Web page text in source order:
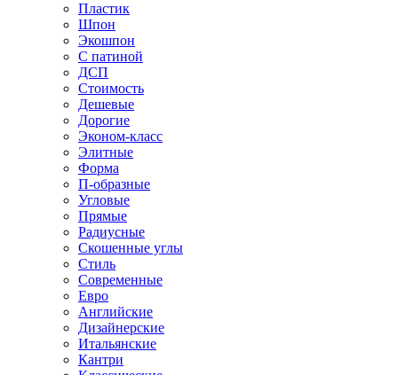
Пластик
Шпон
Экошпон
С патиной
ДСП
Стоимость
Дешевые
Дорогие
Эконом-класс
Элитные
Форма
П-образные
Угловые
Прямые
Радиусные
Скошенные углы
Стиль
Современные
Евро
Английские
Дизайнерские
Итальянские
Кантри